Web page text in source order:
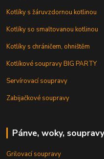
Kotlíky s žáruvzdornou kotlinou
Kotlíky so smaltovanou kotlinou
Kotlíky s chráničem, ohništěm
Kotlíkové soupravy BIG PARTY
Servírovací soupravy
Zabijačkové soupravy
Pánve, woky, soupravy
Grilovací soupravy